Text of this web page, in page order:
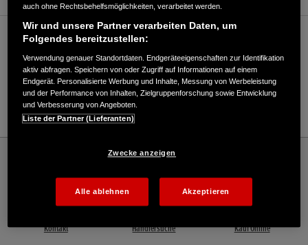
Verkauf / Kundendienst
07231/956828
E-Mail
Offizielle Website | The Power of Dreams
Kontakt Händlersuche Kauf Online
auch ohne Rechtsbehelfsmöglichkeiten, verarbeitet werden.
Wir und unsere Partner verarbeiten Daten, um
Folgendes bereitzustellen:
Verwendung genauer Standortdaten. Endgeräteeigenschaften zur Identifikation
aktiv abfragen. Speichern von oder Zugriff auf Informationen auf einem
Endgerät. Personalisierte Werbung und Inhalte, Messung von Werbeleistung
und der Performance von Inhalten, Zielgruppenforschung sowie Entwicklung
und Verbesserung von Angeboten.
Liste der Partner (Lieferanten)
Zwecke anzeigen
Alle ablehnen Akzeptieren